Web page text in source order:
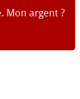
Mon argent ?